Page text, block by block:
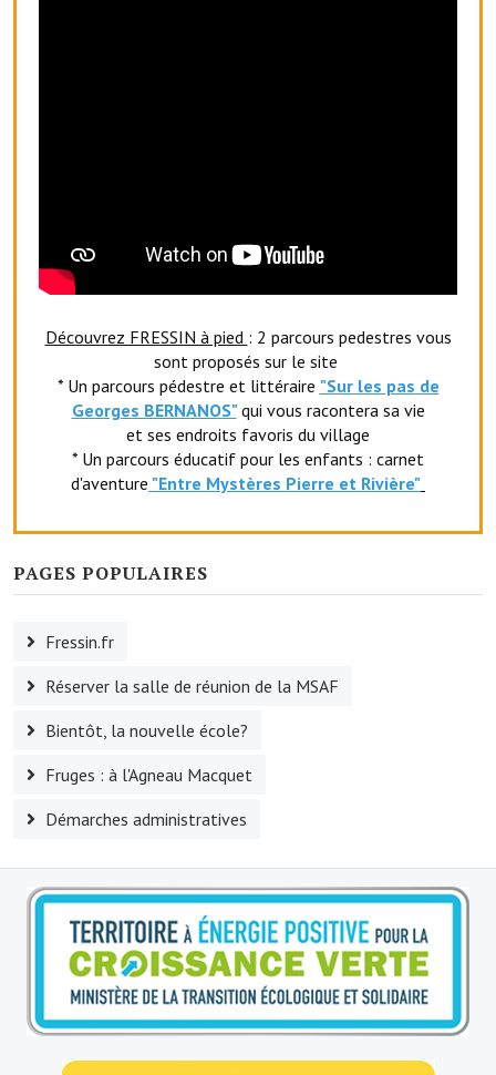
L'association Avotra-France
Le foyer de la Planquette
L'association des anciens combattants
L'association des anciens sapeurs-pompiers volontaires
Village sportif
L'US Crequy Fressin
La société de pêche
Les foulées Fressinoises
Fêtes et manifestations
Le calendrier annuel
Liste et coordonnées des associations
Fressin, ville d'histoire
L'église
Les panneaux du patrimoine
Le château
Georges Bernanos
Découvrez FRESSIN à pied : 2 parcours pedestres vous
sont proposés sur le site
* Un parcours pédestre et littéraire "Sur les pas de
Georges BERNANOS" qui vous racontera sa vie
et ses endroits favoris du village
* Un parcours éducatif pour les enfants : carnet
d'aventure "Entre Mystères Pierre et Rivière"
PAGES POPULAIRES
Fressin.fr
Réserver la salle de réunion de la MSAF
Bientôt, la nouvelle école?
Fruges : à l'Agneau Macquet
Démarches administratives